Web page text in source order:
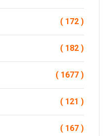
( 172 )
( 182 )
( 1677 )
( 121 )
( 167 )